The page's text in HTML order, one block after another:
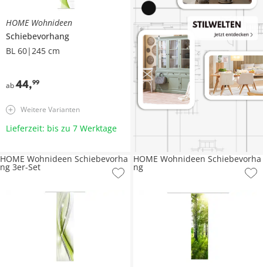
HOME Wohnideen
Schiebevorhang
BL 60|245 cm
ab44,99
Weitere Varianten
Lieferzeit: bis zu 7 Werktage
HOME Wohnideen Schiebevorha
ng 3er-Set
HOME Wohnideen Schiebevorha
ng